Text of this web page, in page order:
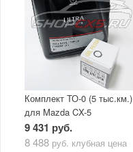
Комплект ТО-0 (5 тыс.км.)
для Mazda CX-5
(двигатель 2.0/2.5) с
маслом Mazda Original Oil
9 431 руб.
8 488 руб. клубная цена